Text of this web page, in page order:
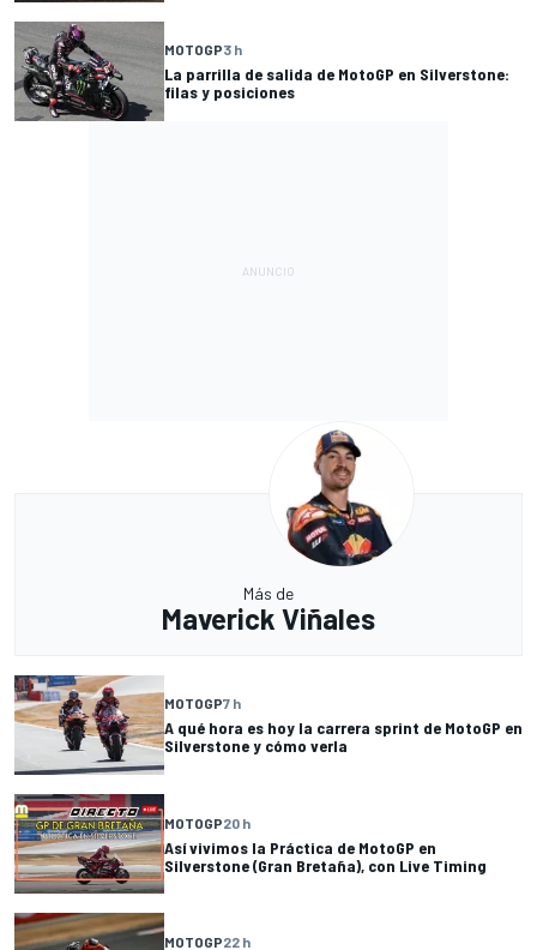
MOTOGP3 h
La parrilla de salida de MotoGP en Silverstone:
filas y posiciones
Más de
Maverick Viñales
MOTOGP7 h
A qué hora es hoy la carrera sprint de MotoGP en
Silverstone y cómo verla
MOTOGP20 h
Así vivimos la Práctica de MotoGP en
Silverstone (Gran Bretaña), con Live Timing
MOTOGP22 h